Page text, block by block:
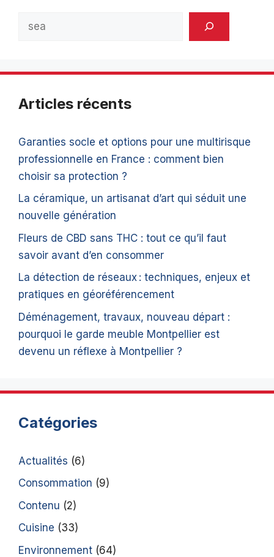
Articles récents
Garanties socle et options pour une multirisque
professionnelle en France : comment bien
choisir sa protection ?
La céramique, un artisanat d’art qui séduit une
nouvelle génération
Fleurs de CBD sans THC : tout ce qu’il faut
savoir avant d’en consommer
La détection de réseaux : techniques, enjeux et
pratiques en géoréférencement
Déménagement, travaux, nouveau départ :
pourquoi le garde meuble Montpellier est
devenu un réflexe à Montpellier ?
Catégories
Actualités (6)
Consommation (9)
Contenu (2)
Cuisine (33)
Environnement (64)